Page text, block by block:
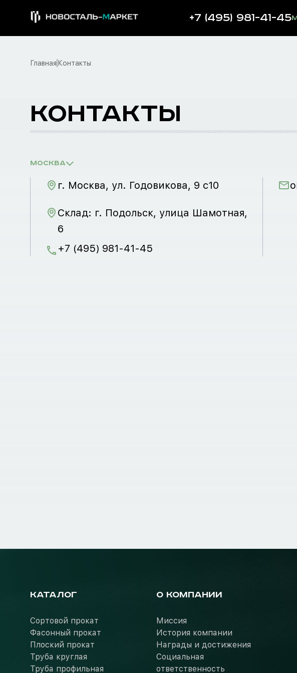
+7 (495) 981-41-45
Главная Контакты
КОНТАКТЫ
Москва
г. Москва, ул. Годовикова, 9 с10
Склад: г. Подольск, улица Шамотная,
6
+7 (495) 981-41-45
КАТАЛОГ
Сортовой прокат
Фасонный прокат
Плоский прокат
Труба круглая
Труба профильная
О КОМПАНИИ
Миссия
История компании
Награды и достижения
Социальная
ответственность